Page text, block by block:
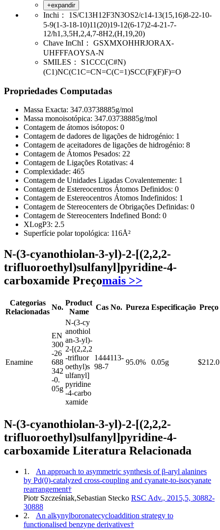
+expandir
Inchi：
1S/C13H12F3N3OS2/c14-13(15,16)8-22-10-
5-9(1-3-18-10)11(20)19-12(6-17)2-4-21-7-
12/h1,3,5H,2,4,7-8H2,(H,19,20)
Chave InChI：
GSXMXOHHRJORAX-
UHFFFAOYSA-N
SMILES：
S1CCC(C#N)
(C1)NC(C1C=CN=C(C=1)SCC(F)(F)F)=O
Propriedades Computadas
Massa Exacta: 347.03738885g/mol
Massa monoisotópica: 347.03738885g/mol
Contagem de átomos isótopos: 0
Contagem de dadores de ligações de hidrogénio: 1
Contagem de aceitadores de ligações de hidrogénio: 8
Contagem de Átomos Pesados: 22
Contagem de Ligações Rotativas: 4
Complexidade: 465
Contagem de Unidades Ligadas Covalentemente: 1
Contagem de Estereocentros Átomos Definidos: 0
Contagem de Estereocentros Átomos Indefinidos: 1
Contagem de Stereocenters de Obrigações Definidas: 0
Contagem de Stereocenters Indefined Bond: 0
XLogP3: 2.5
Superfície polar topológica: 116Å²
N-(3-cyanothiolan-3-yl)-2-[(2,2,2-
trifluoroethyl)sulfanyl]pyridine-4-
carboxamide Preçomais >>
Categorias
Relacionadas
No.
Product
Name
Cas No. Pureza Especificação Preço
Enamine
EN
300
-26
688
342
-0.
05g
N-(3-cy
anothiol
an-3-yl)-
2-[(2,2,2
-trifluor
oethyl)s
ulfanyl]
pyridine
-4-carbo
xamide
1444113-
98-7
95.0% 0.05g $212.0
N-(3-cyanothiolan-3-yl)-2-[(2,2,2-
trifluoroethyl)sulfanyl]pyridine-4-
carboxamide Literatura Relacionada
1.
An approach to asymmetric synthesis of β-aryl alanines
by Pd(0)-catalyzed cross-coupling and cyanate-to-isocyanate
rearrangement†
Piotr Szcześniak,Sebastian Stecko RSC Adv., 2015,5, 30882-
30888
2.
An alkynylboronatecycloaddition strategy to
functionalised benzyne derivatives†